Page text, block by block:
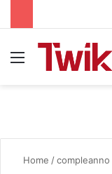
Home /compleanno